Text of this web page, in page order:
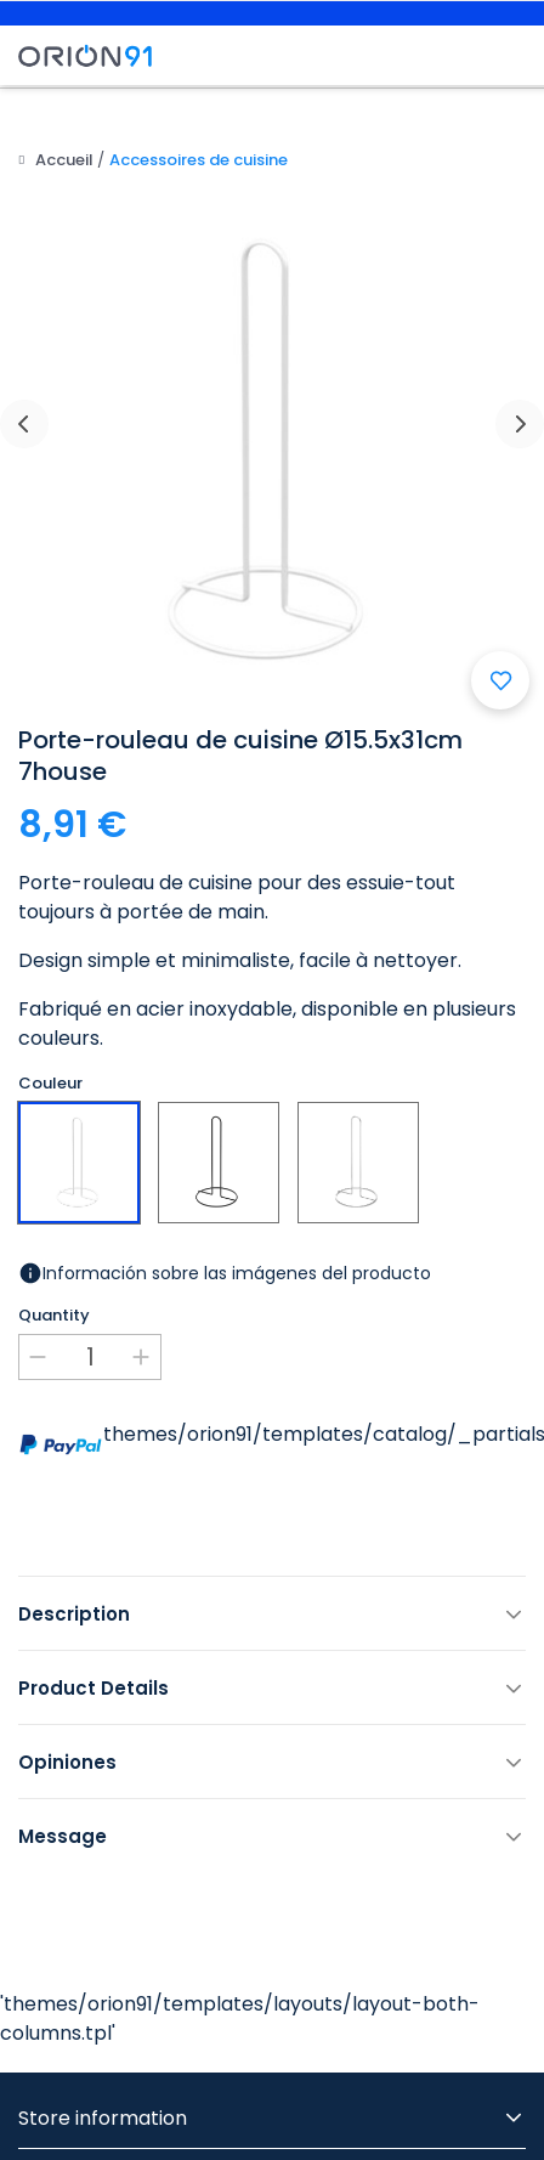
Accueil Accessoires de cuisine
Porte-rouleau de cuisine Ø15.5x31cm
7house
8,91 €
Porte-rouleau de cuisine pour des essuie-tout
toujours à portée de main.
Design simple et minimaliste, facile à nettoyer.
Fabriqué en acier inoxydable, disponible en plusieurs
couleurs.
Couleur
Blanc Noir Chromé
Información sobre las imágenes del producto
Quantity
themes/orion91/templates/catalog/
Description
Product Details
Opiniones
Message
'themes/orion91/templates/layouts/layout-both-
columns.tpl'
Store information